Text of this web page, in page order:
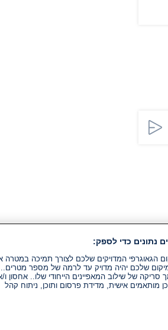
נתונים כדי לספק:
הגאוגרפי המדויקים שלכם לצורך תמיכה במטרה
שלכם יהיה מדויק עד לרמה של מספר מטרים..
של שילוב המאפיינים הייחודי שלו.. אחסון ו/
מותאמים אישית, מדידת פרסום ותוכן, ניתוח קהל